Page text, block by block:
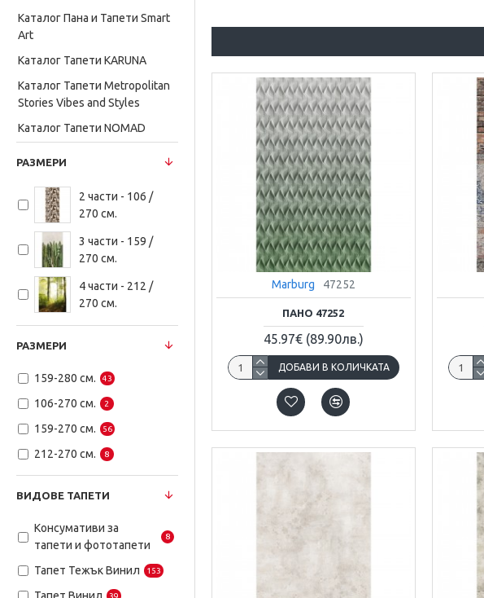
Каталог Пана и Тапети Smart
Art
Каталог Тапети KARUNA
Каталог Тапети Metropolitan
Stories Vibes and Styles
Каталог Тапети NOMAD
Tapetenwechsel
Каталог Тапети ASPERIA
Каталог Тапети SPOT LIGHT
Каталог Тапети Настроение
Тапети ARCHITEXTURE 2
Каталог Тапети Pintwalls
Каталог Тапети Fashion For
Walls
Каталог Тапети ELLE 3
Каталог Тапети Фризове
Threads
Консумативи за тапети
РАЗМЕРИ
2 части - 106 /
270 см.
3 части - 159 /
270 см.
4 части - 212 /
270 см.
ВИДОВЕ ТАПЕТИ
Консумативи за
тапети и фототапети
8
Тапет Тежък Винил 153
39
РАЗМЕРИ
159-280 см. 43
106-270 см. 2
159-270 см. 56
212-270 см. 8
Marburg 47252
ПАНО 47252
45.97€ (89.90лв.)
ДОБАВИ В КОЛИЧКАТА